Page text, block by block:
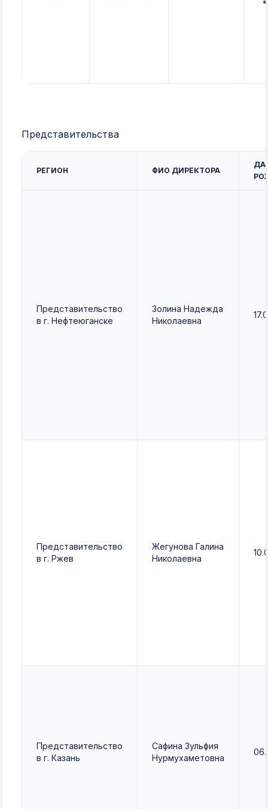
Представительства
РЕГИОН ФИО ДИРЕКТОРА
Представительство
в г. Нефтеюганске
Золина Надежда
Николаевна
Представительство
в г. Ржев
Жегунова Галина
Николаевна
Представительство
в г. Казань
Сафина Зульфия
Нурмухаметовна